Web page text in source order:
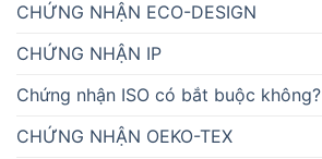
CHỨNG NHẬN ECO-DESIGN
CHỨNG NHẬN IP
Chứng nhận ISO có bắt buộc không?
CHỨNG NHẬN OEKO-TEX